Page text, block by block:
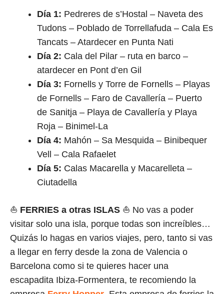
Día 1: Pedreres de s’Hostal – Naveta des
Tudons – Poblado de Torrellafuda – Cala Es
Tancats – Atardecer en Punta Nati
Día 2: Cala del Pilar – ruta en barco –
atardecer en Pont d’en Gil
Día 3: Fornells y Torre de Fornells – Playas
de Fornells – Faro de Cavallería – Puerto
de Sanitja – Playa de Cavallería y Playa
Roja – Binimel-La
Día 4: Mahón – Sa Mesquida – Binibequer
Vell – Cala Rafaelet
Día 5: Calas Macarella y Macarelleta –
Ciutadella
⛵ FERRIES a otras ISLAS ⛵ No vas a poder
visitar solo una isla, porque todas son increíbles…
Quizás lo hagas en varios viajes, pero, tanto si vas
a llegar en ferry desde la zona de Valencia o
Barcelona como si te quieres hacer una
escapadita Ibiza-Formentera, te recomiendo la